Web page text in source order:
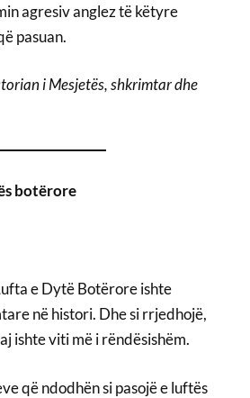
agresiv anglez të këtyre
pasuan.
i Mesjetës, shkrimtar dhe
botërore
e Dytë Botërore ishte
në histori. Dhe si rrjedhojë,
ishte viti më i rëndësishëm.
që ndodhën si pasojë e luftës